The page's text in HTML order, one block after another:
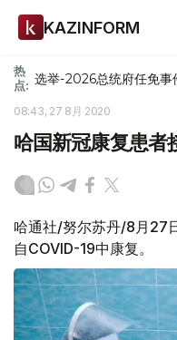
KAZINFORM
热
点: 选举-2026总统府任免事
08:43, 27 8月 2020
哈国新冠康复患者
哈通社/努尔苏丹/8月27
自COVID-19中康复。